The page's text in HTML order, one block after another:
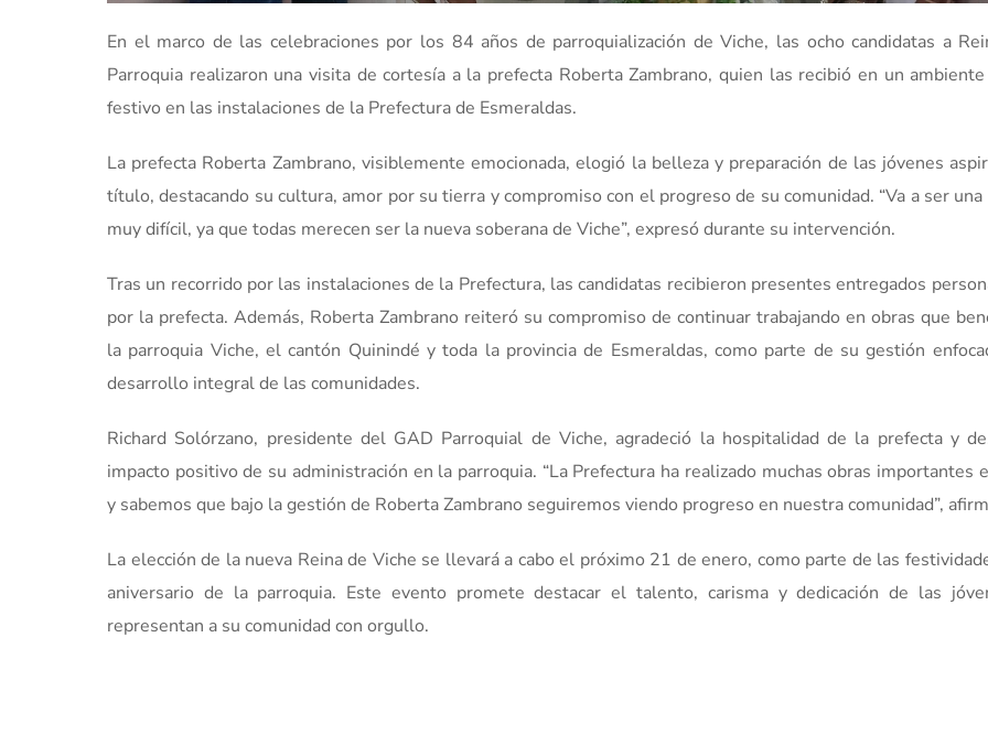
En el marco de las celebraciones por los 84 años de parroquialización de Viche, las ocho candidatas a
Parroquia realizaron una visita de cortesía a la prefecta Roberta Zambrano, quien las recibió en un
festivo en las instalaciones de la Prefectura de Esmeraldas.
La prefecta Roberta Zambrano, visiblemente emocionada, elogió la belleza y preparación de las jóvenes
título, destacando su cultura, amor por su tierra y compromiso con el progreso de su comunidad. “Va a ser una
muy difícil, ya que todas merecen ser la nueva soberana de Viche”, expresó durante su intervención.
Tras un recorrido por las instalaciones de la Prefectura, las candidatas recibieron presentes entregados
por la prefecta. Además, Roberta Zambrano reiteró su compromiso de continuar trabajando en obras que
la parroquia Viche, el cantón Quinindé y toda la provincia de Esmeraldas, como parte de su gestión
desarrollo integral de las comunidades.
Richard Solórzano, presidente del GAD Parroquial de Viche, agradeció la hospitalidad de la prefecta y
impacto positivo de su administración en la parroquia. “La Prefectura ha realizado muchas obras importantes
y sabemos que bajo la gestión de Roberta Zambrano seguiremos viendo progreso en nuestra comunidad”,
La elección de la nueva Reina de Viche se llevará a cabo el próximo 21 de enero, como parte de las
aniversario de la parroquia. Este evento promete destacar el talento, carisma y dedicación de las
representan a su comunidad con orgullo.